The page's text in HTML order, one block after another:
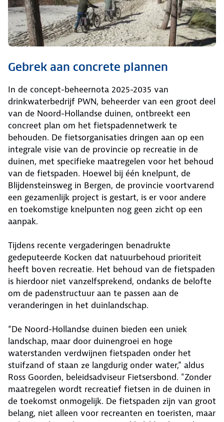
Gebrek aan concrete plannen
In de concept-beheernota 2025-2035 van
drinkwaterbedrijf PWN, beheerder van een groot deel
van de Noord-Hollandse duinen, ontbreekt een
concreet plan om het fietspadennetwerk te
behouden. De fietsorganisaties dringen aan op een
integrale visie van de provincie op recreatie in de
duinen, met specifieke maatregelen voor het behoud
van de fietspaden. Hoewel bij één knelpunt, de
Blijdensteinsweg in Bergen, de provincie voortvarend
een gezamenlijk project is gestart, is er voor andere
en toekomstige knelpunten nog geen zicht op een
aanpak.
Tijdens recente vergaderingen benadrukte
gedeputeerde Kocken dat natuurbehoud prioriteit
heeft boven recreatie. Het behoud van de fietspaden
is hierdoor niet vanzelfsprekend, ondanks de belofte
om de padenstructuur aan te passen aan de
veranderingen in het duinlandschap.
“De Noord-Hollandse duinen bieden een uniek
landschap, maar door duinengroei en hoge
waterstanden verdwijnen fietspaden onder het
stuifzand of staan ze langdurig onder water,” aldus
Ross Goorden, beleidsadviseur Fietsersbond. "Zonder
maatregelen wordt recreatief fietsen in de duinen in
de toekomst onmogelijk. De fietspaden zijn van groot
belang, niet alleen voor recreanten en toeristen, maar